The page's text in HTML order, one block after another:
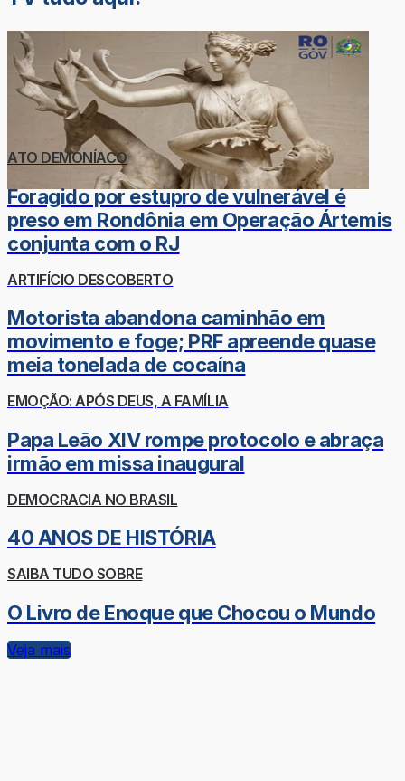
ATO DEMONÍACO
Foragido por estupro de vulnerável é
preso em Rondônia em Operação Ártemis
conjunta com o RJ
ARTIFÍCIO DESCOBERTO
Motorista abandona caminhão em
movimento e foge; PRF apreende quase
meia tonelada de cocaína
EMOÇÃO: APÓS DEUS, A FAMÍLIA
Papa Leão XIV rompe protocolo e abraça
irmão em missa inaugural
DEMOCRACIA NO BRASIL
40 ANOS DE HISTÓRIA
SAIBA TUDO SOBRE
O Livro de Enoque que Chocou o Mundo
Veja mais